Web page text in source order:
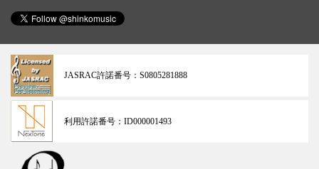
JASRAC許諾番号： S0805281888
利用許諾番号： ID000001493